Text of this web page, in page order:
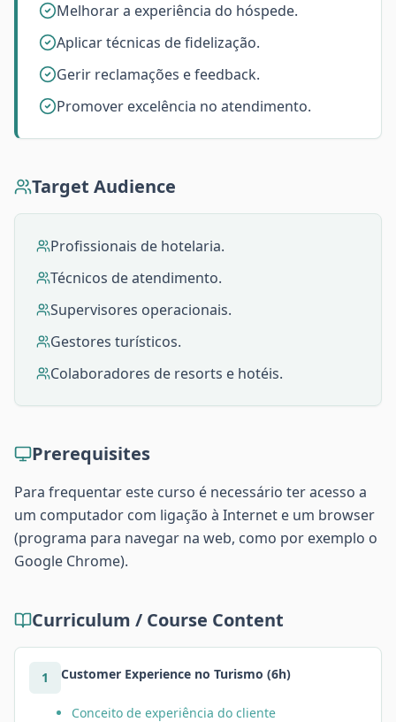
Melhorar a experiência do hóspede.
Aplicar técnicas de fidelização.
Gerir reclamações e feedback.
Promover excelência no atendimento.
Target Audience
Profissionais de hotelaria.
Técnicos de atendimento.
Supervisores operacionais.
Gestores turísticos.
Colaboradores de resorts e hotéis.
Prerequisites
Para frequentar este curso é necessário ter acesso a
um computador com ligação à Internet e um browser
(programa para navegar na web, como por exemplo o
Google Chrome).
Curriculum / Course Content
1 Customer Experience no Turismo (6h)
Conceito de experiência do cliente